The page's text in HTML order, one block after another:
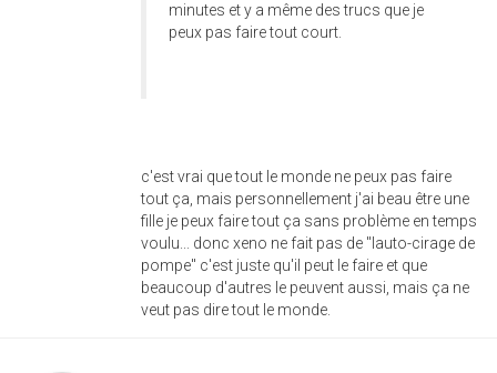
minutes et y a même des trucs que je
peux pas faire tout court.
c'est vrai que tout le monde ne peux pas faire
tout ça, mais personnellement j'ai beau être une
fille je peux faire tout ça sans problème en temps
voulu... donc xeno ne fait pas de "lauto-cirage de
pompe" c'est juste qu'il peut le faire et que
beaucoup d'autres le peuvent aussi, mais ça ne
veut pas dire tout le monde.